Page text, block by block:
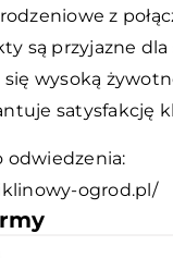
z
są przyjazne dla
wysoką
satysfakcję
odwiedzenia:
ogrod.pl/